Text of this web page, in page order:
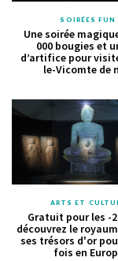
SOIRÉES FUN
Une soirée
000 bougies et
d’artifice pour
le-Vicomte de
ARTS ET
Gratuit pour les -
découvrez le
ses trésors d'or
fois en